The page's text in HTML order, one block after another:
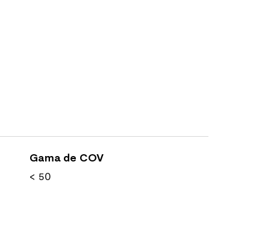
Gama de COV
< 50